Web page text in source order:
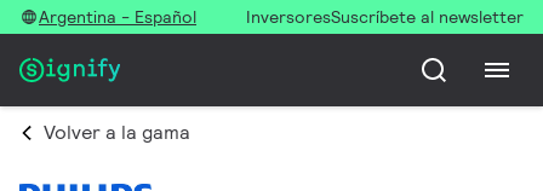
Argentina - Español InversoresSuscríbete al newsletter
Volver a la gama